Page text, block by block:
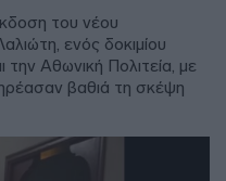
του νέου
ενός δοκιμίου
Αθωνική Πολιτεία, με
βαθιά τη σκέψη